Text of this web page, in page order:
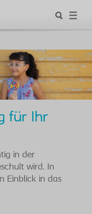
für Ihr
in der
wird. In
Einblick in das